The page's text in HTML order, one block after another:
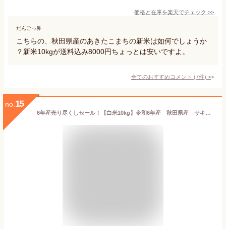
価格と在庫を楽天でチェック >>
だんごっ鼻
こちらの、秋田県産のあきたこまちの新米は如何でしょうか
？新米10kgが送料込み8000円ちょっとは安いですよ。
全てのおすすめコメント (7件) >
no. 15
6年産売り尽くしセール！【白米10kg】令和6年産 秋田県産 サキホコレ 10kg 米びつ当番【天鷹唐辛子】プレゼント付きギフト